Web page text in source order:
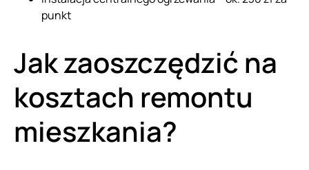
punkt
Jak zaoszczędzić na
kosztach remontu
mieszkania?